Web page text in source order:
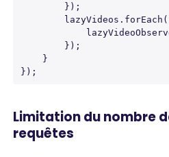
        });
        });
    }
});
Limitation du nombre
requêtes